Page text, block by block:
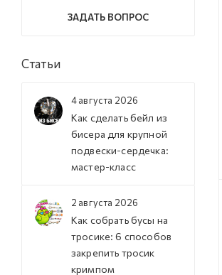
ЗАДАТЬ ВОПРОС
Статьи
4 августа 2026
Как сделать бейл из
бисера для крупной
подвески-сердечка:
мастер-класс
2 августа 2026
Как собрать бусы на
тросике: 6 способов
закрепить тросик
кримпом